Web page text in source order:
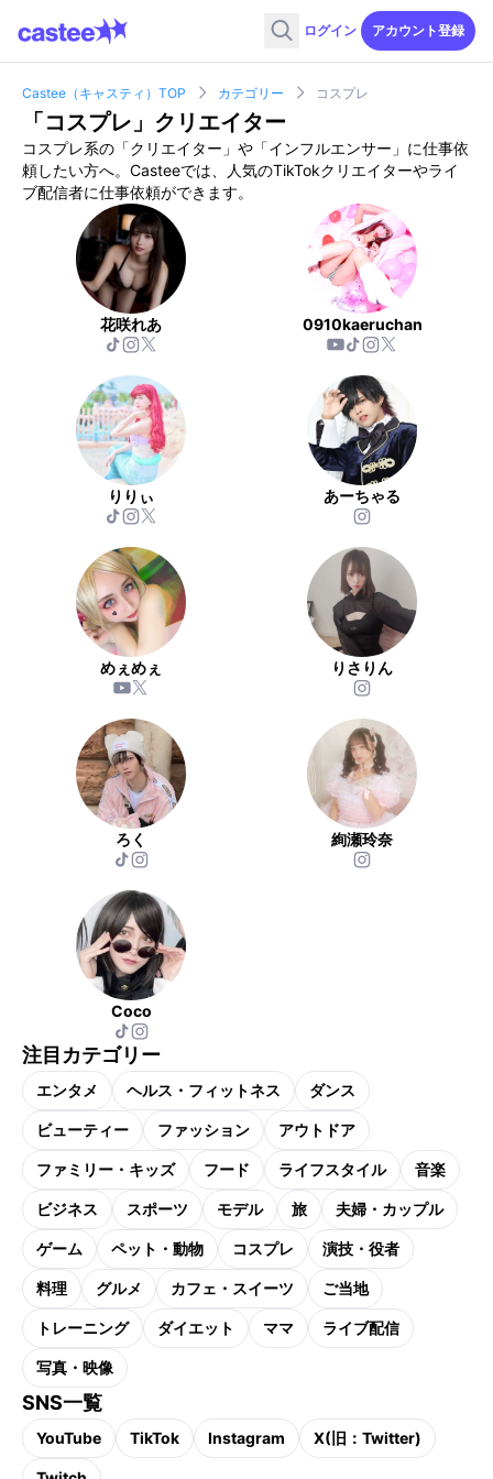
ログイン アカウント登録
Castee（キャスティ）TOP カテゴリー コスプレ
「コスプレ 」クリエイター
コスプレ系の「クリエイター」や「インフルエンサー」に仕事依
頼したい方へ。Casteeでは、人気のTikTokクリエイターやライ
ブ配信者に仕事依頼ができます。
花咲れあ 0910kaeruchan
りりぃ あーちゃる
めぇめぇ りさりん
ろく 絢瀬玲奈
Coco
注目カテゴリー
エンタメ ヘルス・フィットネス ダンス
ビューティー ファッション アウトドア
ファミリー・キッズ フード ライフスタイル 音楽
ビジネス スポーツ モデル 旅 夫婦・カップル
ゲーム ペット・動物 コスプレ 演技・役者
料理 グルメ カフェ・スイーツ ご当地
トレーニング ダイエット ママ ライブ配信
写真・映像
SNS一覧
YouTube TikTok Instagram X(旧：Twitter)